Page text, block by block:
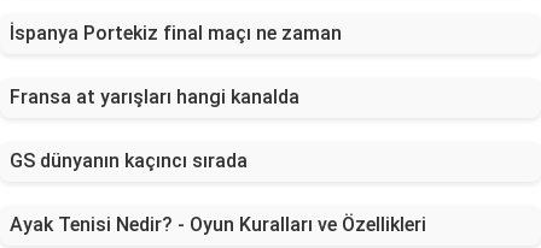
İspanya Portekiz final maçı ne zaman
Fransa at yarışları hangi kanalda
GS dünyanın kaçıncı sırada
Ayak Tenisi Nedir? - Oyun Kuralları ve Özellikleri